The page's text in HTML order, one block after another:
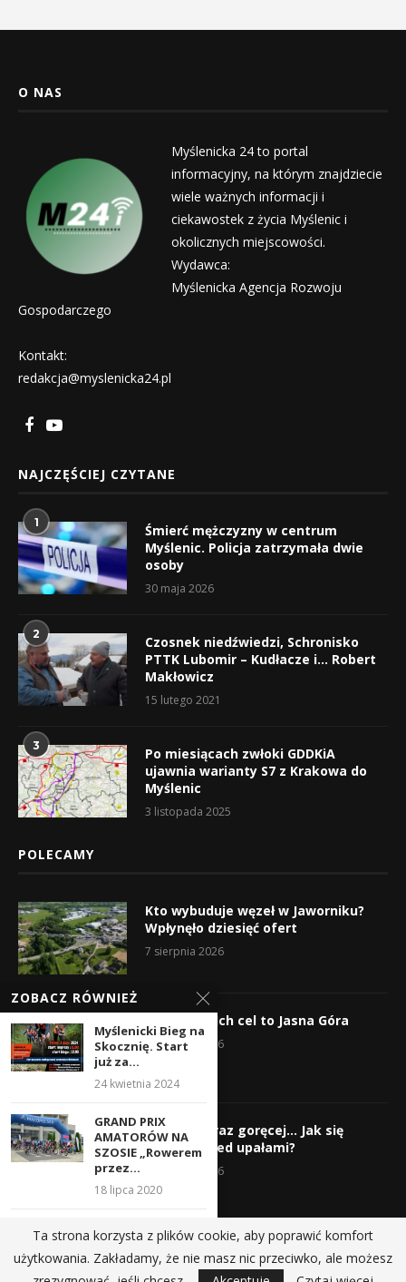
O NAS
Myślenicka 24 to portal
informacyjny, na którym znajdziecie
wiele ważnych informacji i
ciekawostek z życia Myślenic i
okolicznych miejscowości.
Wydawca:
Myślenicka Agencja Rozwoju
Gospodarczego
Kontakt:
redakcja@myslenicka24.pl
NAJCZĘŚCIEJ CZYTANE
1
Śmierć mężczyzny w centrum
Myślenic. Policja zatrzymała dwie
osoby
30 maja 2026
2
Czosnek niedźwiedzi, Schronisko
PTTK Lubomir – Kudłacze i… Robert
Makłowicz
15 lutego 2021
3
Po miesiącach zwłoki GDDKiA
ujawnia warianty S7 z Krakowa do
Myślenic
3 listopada 2025
POLECAMY
Kto wybuduje węzeł w Jaworniku?
Wpłynęło dziesięć ofert
7 sierpnia 2026
Wyruszyli! Ich cel to Jasna Góra
5 sierpnia 2026
Gorąco, coraz goręcej… Jak się
chronić przed upałami?
4 sierpnia 2026
@2019 - All Right Reserved.
ZOBACZ RÓWNIEŻ
Myślenicki Bieg na
Skocznię. Start
już za...
24 kwietnia 2024
GRAND PRIX
AMATORÓW NA
SZOSIE „Rowerem
przez...
18 lipca 2020
Runmageddon
powrócił do
Myślenic
Ta strona korzysta z plików cookie, aby poprawić komfort
użytkowania. Zakładamy, że nie masz nic przeciwko, ale możesz